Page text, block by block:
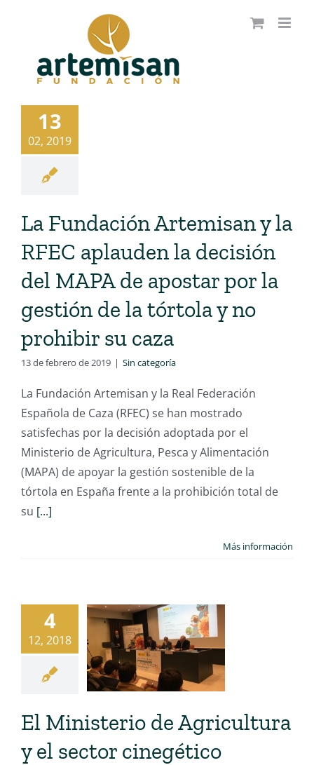
13
02, 2019
La Fundación Artemisan y la
RFEC aplauden la decisión
del MAPA de apostar por la
gestión de la tórtola y no
prohibir su caza
13 de febrero de 2019 | Sin categoría
La Fundación Artemisan y la Real Federación
Española de Caza (RFEC) se han mostrado
satisfechas por la decisión adoptada por el
Ministerio de Agricultura, Pesca y Alimentación
(MAPA) de apoyar la gestión sostenible de la
tórtola en España frente a la prohibición total de
su [...]
Más información
4
12, 2018
El Ministerio de Agricultura
y el sector cinegético